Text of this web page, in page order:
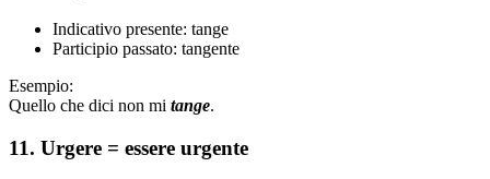
Indicativo presente: tange
Participio passato: tangente
Esempio:
Quello che dici non mi tange.
11. Urgere = essere urgente